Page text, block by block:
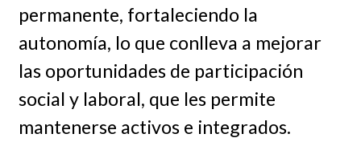
permanente, fortaleciendo la
autonomía, lo que conlleva a mejorar
las oportunidades de participación
social y laboral, que les permite
mantenerse activos e integrados.